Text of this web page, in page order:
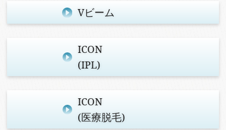
Vビーム
ICON
(IPL)
ICON
(医療脱毛)